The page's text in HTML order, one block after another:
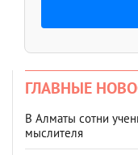
ГЛАВНЫЕ
В Алматы сотни
мыслителя